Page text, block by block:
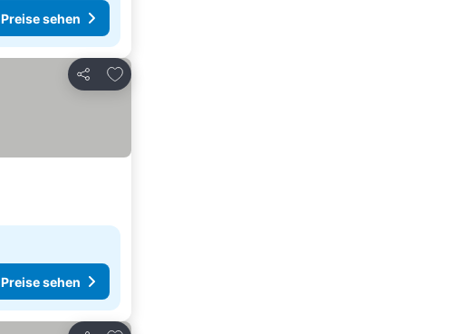
Preise sehen
Teilen
Zu Favoriten hinzufügen
Preise sehen